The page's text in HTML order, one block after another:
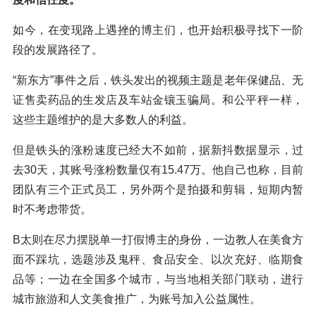
如今，在变现路上遇挫的博主们，也开始积极寻找下一阶
段的发展路径了。
“新东方”事件之后，铁头发出的视频主题是老年保健品、无
证售卖药品的生发店及车站金镶玉骗局。和公平秤一样，
这些主题维护的是大多数人的利益。
但是铁头的涨粉速度已经大不如前，据新抖数据显示，过
去30天，其账号涨粉数量仅有15.47万。他自己也称，目前
团队有三个正式员工，另外两个是拍摄和剪辑，短期内暂
时不考虑带货。
B太则在尽力摆脱单一打假博主的身份，一边教人在美食方
面不踩坑，选题涉及鬼秤、食品安全、以次充好、临期食
品等；一边在全国多个城市，与当地相关部门联动，进行
城市旅游和人文美食推广，为账号加入公益属性。